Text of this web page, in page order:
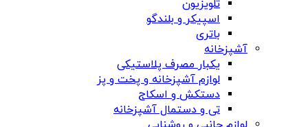
تلویزیون
اسپیکر و بلندگو
باتری
آشپزخانه
یکبار مصرف پلاستیکی
لوازم آشپزخانه و پخت و پز
دستکش و اسکاج
تی و دستمال آشپزخانه